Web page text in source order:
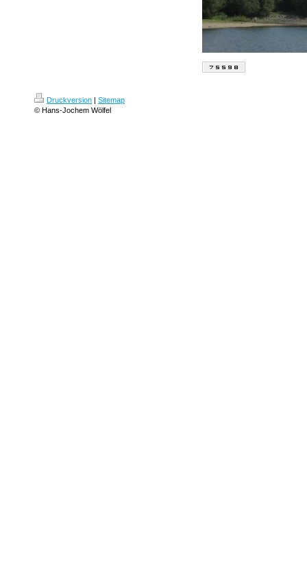
Druckversion | Sitemap
© Hans-Jochem Wölfel